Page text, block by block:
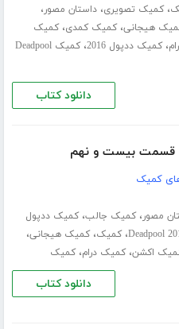
،کمیک تصویری،داستان مصور،
هیجانی،کمیک کمدی،کمیک
،کمیک ددپول 2016 ،
کمیک Deadpool
دانلود کتاب
کمیک
مصور،کمیک جالب،کمیک ددپول
،کمیک،کمیک هیجانی،
اکشن،کمیک درام،کمیک
دانلود کتاب